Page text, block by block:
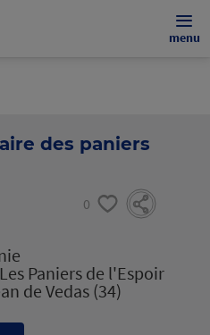
menu
des paniers
0
Les Paniers de l'Espoir
de Vedas (34)